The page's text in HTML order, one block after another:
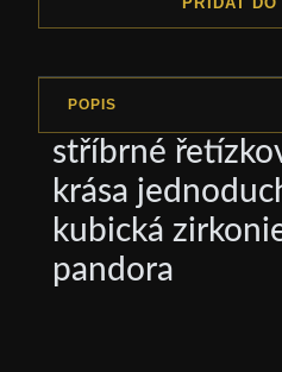
POPIS
stříbrné
krása
kubická
pandora